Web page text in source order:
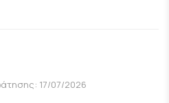
17/07/2026